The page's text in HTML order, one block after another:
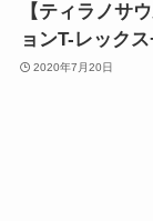
【ティラノサ
ョンT-レック
2020年7月20日